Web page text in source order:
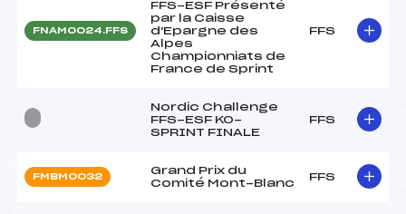
FNAM0024.FFS
FFS-ESF Présenté
par la Caisse
d'Epargne des
Alpes
Championniats de
France de Sprint
FFS
Nordic Challenge
FFS-ESF KO-
SPRINT FINALE
FFS
FMBM0032
Grand Prix du
Comité Mont-Blanc
FFS